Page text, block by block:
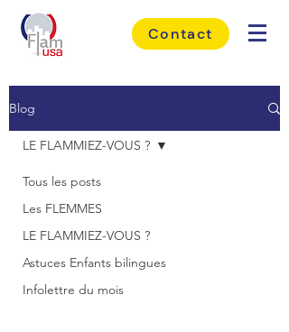
Contact
Blog
Tous les posts
Les FLEMMES
LE FLAMMIEZ-VOUS ?
Astuces Enfants bilingues
Infolettre du mois
LE FLAMMIEZ-VOUS ?